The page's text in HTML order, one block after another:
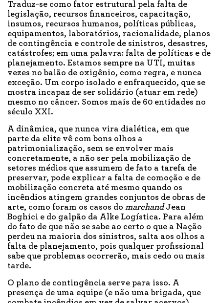
Traduz-se como fator estrutural pela falta de
legislação, recursos financeiros, capacitação,
insumos, recursos humanos, políticas públicas,
equipamentos, laboratórios, racionalidade, planos
de contingência e controle de sinistros, desastres,
catástrofes; em uma palavra: falta de políticas e de
planejamento. Estamos sempre na UTI, muitas
vezes no balão de oxigênio, como regra, e nunca
exceção. Um corpo isolado e enfraquecido, que se
mostra incapaz de ser solidário (atuar em rede)
mesmo no câncer. Somos mais de 60 entidades no
século XXI.
A dinâmica, que nunca vira dialética, em que
parte da elite vê com bons olhos a
patrimonialização, sem se envolver mais
concretamente, a não ser pela mobilização de
setores médios que assumem de fato a tarefa de
preservar, pode explicar a falta de comoção e de
mobilização concreta até mesmo quando os
incêndios atingem grandes conjuntos de obras de
arte, como foram os casos do marchandJean
Boghici e do galpão da Alke Logística. Para além
do fato de que não se sabe ao certo o que a Nação
perdeu na maioria dos sinistros, salta aos olhos a
falta de planejamento, pois qualquer profissional
sabe que problemas ocorrerão, mais cedo ou mais
tarde.
O plano de contingência serve para isso. A
presença de uma equipe (e não uma brigada, que